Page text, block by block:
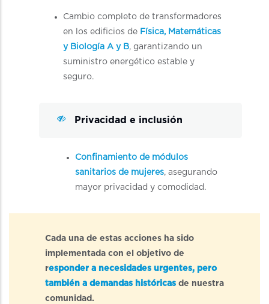
Cambio completo de transformadores
en los edificios de Física, Matemáticas
y Biología A y B, garantizando un
suministro energético estable y
seguro.
Privacidad e inclusión
Confinamiento de módulos
sanitarios de mujeres, asegurando
mayor privacidad y comodidad.
Cada una de estas acciones ha sido
implementada con el objetivo de
responder a necesidades urgentes, pero
también a demandas históricas de nuestra
comunidad.